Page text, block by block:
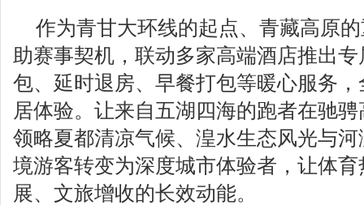
作为青甘大环线的起点、青藏高原
助赛事契机，联动多家高端酒店推出
包、延时退房、早餐打包等暖心服务
居体验。让来自五湖四海的跑者在驰
领略夏都清凉气候、湟水生态风光与
境游客转变为深度城市体验者，让体
展、文旅增收的长效动能。